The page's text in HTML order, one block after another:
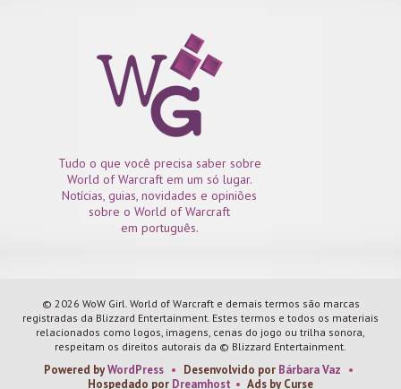
Tudo o que você precisa saber sobre
World of Warcraft em um só lugar.
Notícias, guias, novidades e opiniões
sobre o World of Warcraft
em português.
© 2026 WoW Girl. World of Warcraft e demais termos são marcas
registradas da Blizzard Entertainment. Estes termos e todos os materiais
relacionados como logos, imagens, cenas do jogo ou trilha sonora,
respeitam os direitos autorais da © Blizzard Entertainment.
Powered byWordPress • Desenvolvido por Bárbara Vaz •
Hospedado por Dreamhost • Ads by Curse